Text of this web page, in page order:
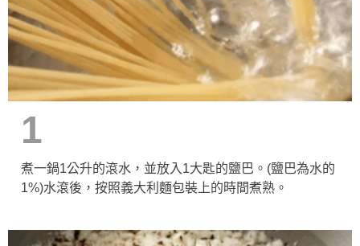
1
煮一鍋1公升的滾水，並放入1大匙的鹽巴。(鹽巴為水的
1%)水滾後，按照義大利麵包裝上的時間煮熟。